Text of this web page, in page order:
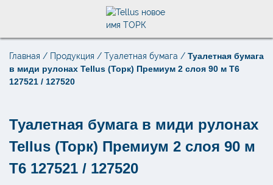
Поиск по товарам
×
Главная / Продукция / Туалетная бумага / Туалетная бумага
в миди рулонах Tellus (Торк) Премиум 2 слоя 90 м Т6
127521 / 127520
Туалетная бумага в миди рулонах
Tellus (Торк) Премиум 2 слоя 90 м
Т6 127521 / 127520